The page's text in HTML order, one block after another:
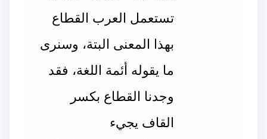
تستعمل العرب القطاع
بهذا المعنى البتة، وسنرى
ما يقوله أئمة اللغة، فقد
وجدنا القطاع بكسر
القاف يجيء